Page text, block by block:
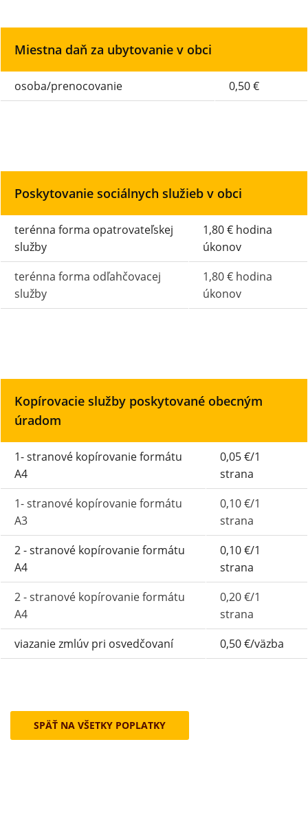
Miestna daň za ubytovanie v obci
osoba/prenocovanie 0,50 €
Poskytovanie sociálnych služieb v obci
terénna forma opatrovateľskej
služby
1,80 € hodina
úkonov
terénna forma odľahčovacej
služby
1,80 € hodina
úkonov
Kopírovacie služby poskytované obecným
úradom
1- stranové kopírovanie formátu
A4
0,05 €/1
strana
1- stranové kopírovanie formátu
A3
0,10 €/1
strana
2 - stranové kopírovanie formátu
A4
0,10 €/1
strana
2 - stranové kopírovanie formátu
A4
0,20 €/1
strana
viazanie zmlúv pri osvedčovaní
0,50 €/väzba
SPÄŤ NA VŠETKY POPLATKY